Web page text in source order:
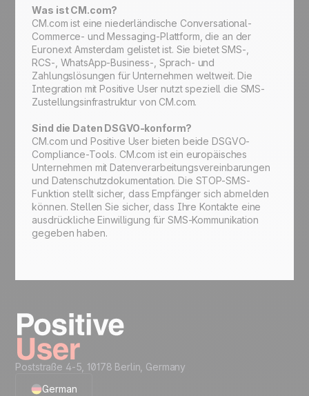
Was ist CM.com?
CM.com ist eine niederländische Conversational-
Commerce- und Messaging-Plattform, die an der
Euronext Amsterdam gelistet ist. Sie bietet SMS-,
RCS-, WhatsApp-Business-, Sprach- und
Zahlungslösungen für Unternehmen weltweit. Die
Integration mit Positive User nutzt speziell die SMS-
Zustellungsinfrastruktur von CM.com.
Sind die Daten DSGVO-konform?
CM.com und Positive User bieten beide DSGVO-
Compliance-Tools. CM.com ist ein europäisches
Unternehmen mit Datenverarbeitungsvereinbarungen
und Datenschutzdokumentation. Die STOP-SMS-
Funktion stellt sicher, dass Empfänger sich abmelden
können. Stellen Sie sicher, dass Ihre Kontakte eine
ausdrückliche Einwilligung für SMS-Kommunikation
gegeben haben.
Poststraße 4-5, 10178 Berlin, Germany
German